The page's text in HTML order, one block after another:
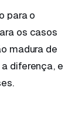
para o
os casos
madura de
diferença, e